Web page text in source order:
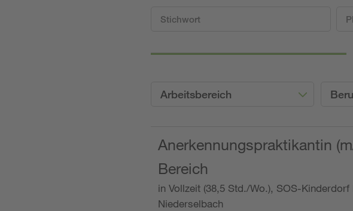
Arbeitsbereich
Anerkennungspraktikantin
Bereich
in Vollzeit (38,5 Std./Wo.), SOS-
Niederselbach